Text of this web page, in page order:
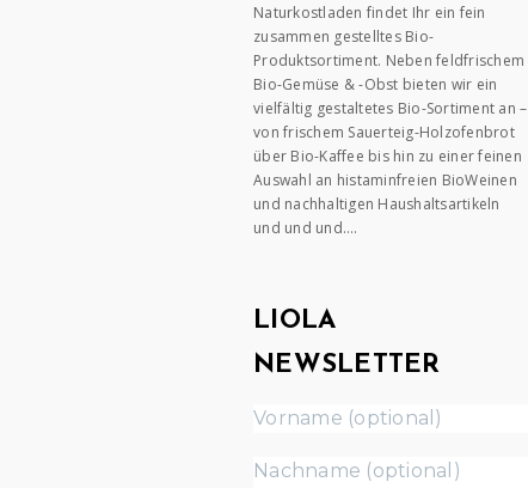
Naturkostladen findet Ihr ein fein
zusammen gestelltes Bio-
Produktsortiment. Neben feldfrischem
Bio-Gemüse & -Obst bieten wir ein
vielfältig gestaltetes Bio-Sortiment an –
von frischem Sauerteig-Holzofenbrot
über Bio-Kaffee bis hin zu einer feinen
Auswahl an histaminfreien BioWeinen
und nachhaltigen Haushaltsartikeln
und und und….
LIOLA
NEWSLETTER